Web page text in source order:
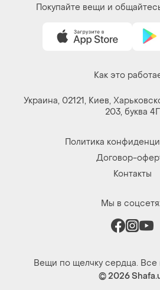
Покупайте вещи и
Как это
Украина, 02121, Киев,
203, буква 4Г
Политика
Договор-
Контакты
Мы в
Вещи по щелчку сердца.
© 2026